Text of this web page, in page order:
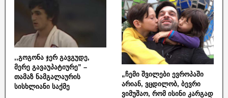
,,გოგონა ჯერ გავგუდე,
მერე გავაუპატიურე” –
თამაზ ნამგალაურის
სისხლიანი საქმე
„ჩემი შვილები ევროპაში
არიან, ვცდილობ, ბევრი
ვიმუშაო, რომ ისინი კარგად